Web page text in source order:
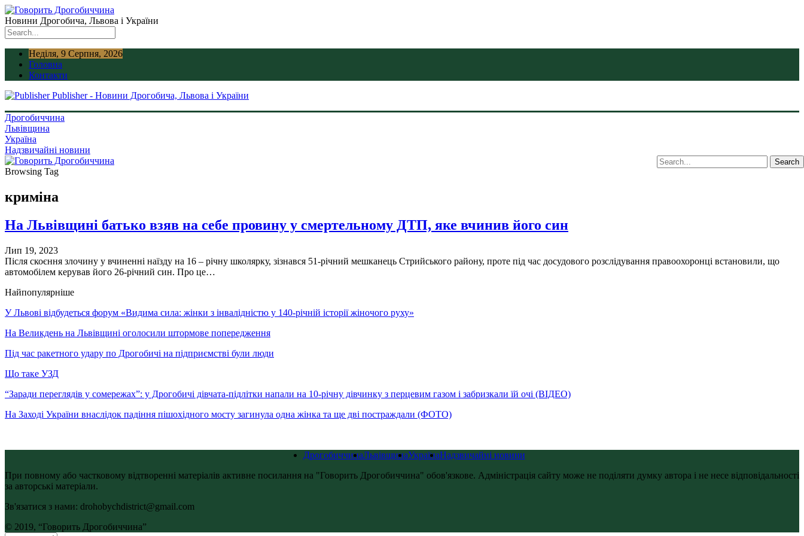
Новини Дрогобича, Львова і України
Неділя, 9 Серпня, 2026
Головна
Контакти
Publisher - Новини Дрогобича, Львова і України
Дрогобиччина
Львівщина
Україна
Надзвичайні новини
Browsing Tag
криміна
На Львівщині батько взяв на себе провину у смертельному ДТП, яке вчинив його син
Лип 19, 2023
Після скоєння злочину у вчиненні наїзду на 16 – річну школярку, зізнався 51-річний мешканець Стрийського району, проте під час досудового розслідування правоохоронці встановили, що
автомобілем керував його 26-річний син. Про це…
Найпопулярніше
У Львові відбудеться форум «Видима сила: жінки з інвалідністю у 140-річній історії жіночого руху»
На Великдень на Львівщині оголосили штормове попередження
Під час ракетного удару по Дрогобичі на підприємстві були люди
Що таке УЗД
“Заради переглядів у сомережах”: у Дрогобичі дівчата-підлітки напали на 10-річну дівчинку з перцевим газом і забризкали їй очі (ВІДЕО)
На Заході України внаслідок падіння пішохідного мосту загинула одна жінка та ще дві постраждали (ФОТО)
ДрогобиччинаЛьвівщинаУкраїнаНадзвичайні новини
При повному або частковому відтворенні матеріалів активне посилання на "Говорить Дрогобиччина" обов'язкове. Адміністрація сайту може не поділяти думку автора і не несе відповідальності
за авторські матеріали.
Зв'язатися з нами: drohobychdistrict@gmail.com
© 2019, “Говорить Дрогобиччина”